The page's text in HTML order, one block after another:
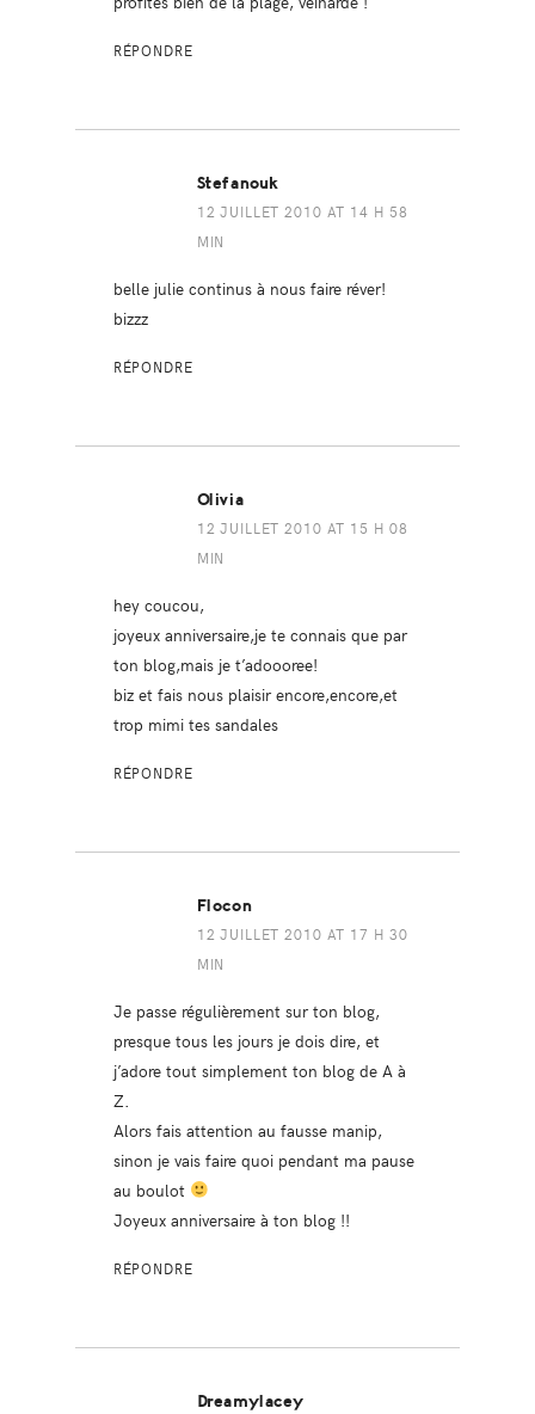
RÉPONDRE
Stefanouk
12 JUILLET 2010 AT 14 H 58
MIN
belle julie continus à nous faire réver!
bizzz
RÉPONDRE
Olivia
12 JUILLET 2010 AT 15 H 08
MIN
hey coucou,
joyeux anniversaire,je te connais que par
ton blog,mais je t’adoooree!
biz et fais nous plaisir encore,encore,et
trop mimi tes sandales
RÉPONDRE
Flocon
12 JUILLET 2010 AT 17 H 30
MIN
Je passe régulièrement sur ton blog,
presque tous les jours je dois dire, et
j’adore tout simplement ton blog de A à
Z.
Alors fais attention au fausse manip,
sinon je vais faire quoi pendant ma pause
au boulot
Joyeux anniversaire à ton blog !!
RÉPONDRE
Dreamylacey